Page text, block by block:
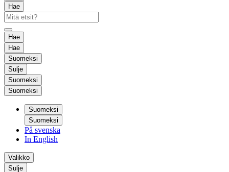
Hae
Hae
Hae
Suomeksi
Sulje
Suomeksi
Suomeksi
Suomeksi
Suomeksi
På svenska
In English
Valikko
Sulje